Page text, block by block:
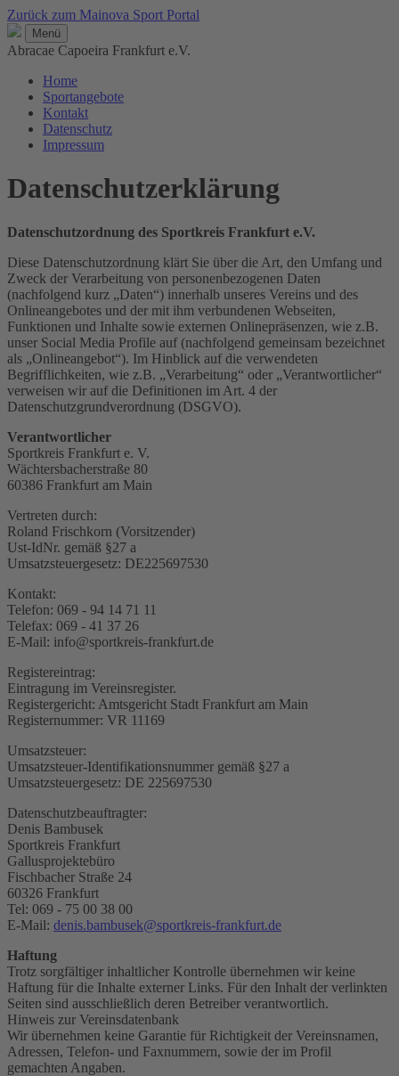
Zurück zum Mainova Sport Portal
Menü
Abracae Capoeira Frankfurt e.V.
Home
Sportangebote
Kontakt
Datenschutz
Impressum
Datenschutzerklärung
Datenschutzordnung des Sportkreis Frankfurt e.V.
Diese Datenschutzordnung klärt Sie über die Art, den Umfang und
Zweck der Verarbeitung von personenbezogenen Daten
(nachfolgend kurz „Daten“) innerhalb unseres Vereins und des
Onlineangebotes und der mit ihm verbundenen Webseiten,
Funktionen und Inhalte sowie externen Onlinepräsenzen, wie z.B.
unser Social Media Profile auf (nachfolgend gemeinsam bezeichnet
als „Onlineangebot“). Im Hinblick auf die verwendeten
Begrifflichkeiten, wie z.B. „Verarbeitung“ oder „Verantwortlicher“
verweisen wir auf die Definitionen im Art. 4 der
Datenschutzgrundverordnung (DSGVO).
Verantwortlicher
Sportkreis Frankfurt e. V.
Wächtersbacherstraße 80
60386 Frankfurt am Main
Vertreten durch:
Roland Frischkorn (Vorsitzender)
Ust-IdNr. gemäß §27 a
Umsatzsteuergesetz: DE225697530
Kontakt:
Telefon: 069 - 94 14 71 11
Telefax: 069 - 41 37 26
E-Mail: info@sportkreis-frankfurt.de
Registereintrag:
Eintragung im Vereinsregister.
Registergericht: Amtsgericht Stadt Frankfurt am Main
Registernummer: VR 11169
Umsatzsteuer:
Umsatzsteuer-Identifikationsnummer gemäß §27 a
Umsatzsteuergesetz: DE 225697530
Datenschutzbeauftragter:
Denis Bambusek
Sportkreis Frankfurt
Gallusprojektebüro
Fischbacher Straße 24
60326 Frankfurt
Tel: 069 - 75 00 38 00
E-Mail: denis.bambusek@sportkreis-frankfurt.de
Haftung
Trotz sorgfältiger inhaltlicher Kontrolle übernehmen wir keine
Haftung für die Inhalte externer Links. Für den Inhalt der verlinkten
Seiten sind ausschließlich deren Betreiber verantwortlich.
Hinweis zur Vereinsdatenbank
Wir übernehmen keine Garantie für Richtigkeit der Vereinsnamen,
Adressen, Telefon- und Faxnummern, sowie der im Profil
gemachten Angaben.